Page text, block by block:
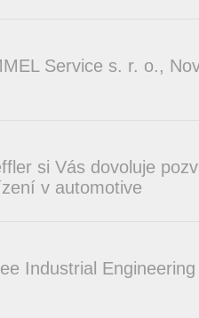
Service s. r. o.,
si Vás dovoluje
v automotive
Industrial